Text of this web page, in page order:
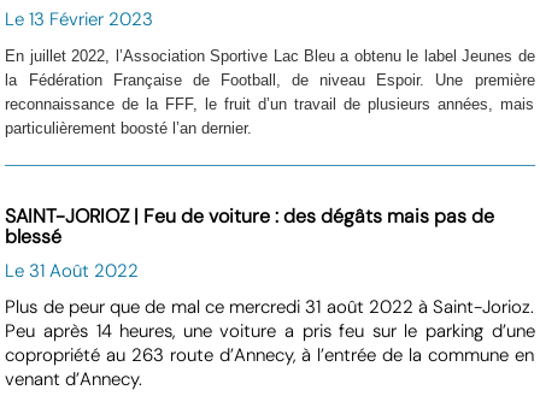
Le 13 Février 2023
En juillet 2022, l’Association Sportive Lac Bleu a obtenu le label Jeunes de
la Fédération Française de Football, de niveau Espoir. Une première
reconnaissance de la FFF, le fruit d’un travail de plusieurs années, mais
particulièrement boosté l’an dernier.
SAINT-JORIOZ | Feu de voiture : des dégâts mais pas de
blessé
Le 31 Août 2022
Plus de peur que de mal ce mercredi 31 août 2022 à Saint-Jorioz.
Peu après 14 heures, une voiture a pris feu sur le parking d’une
copropriété au 263 route d’Annecy, à l’entrée de la commune en
venant d’Annecy.